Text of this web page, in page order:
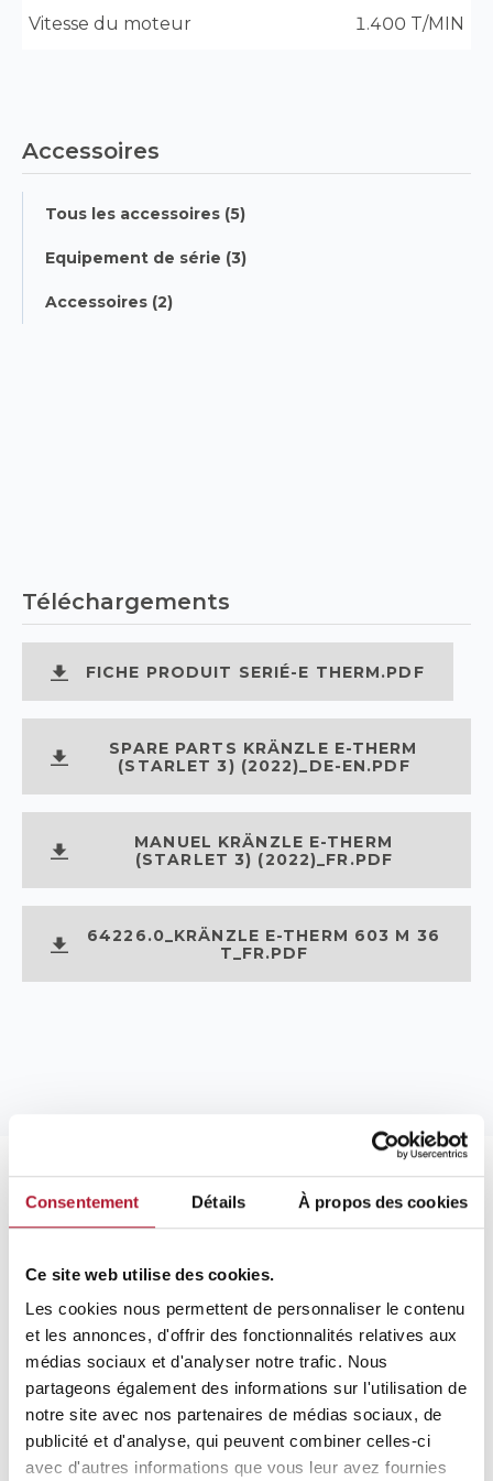
Consentement Détails À propos des cookies
Ce site web utilise des cookies.
Les cookies nous permettent de personnaliser le contenu
et les annonces, d'offrir des fonctionnalités relatives aux
médias sociaux et d'analyser notre trafic. Nous
partageons également des informations sur l'utilisation de
notre site avec nos partenaires de médias sociaux, de
publicité et d'analyse, qui peuvent combiner celles-ci
avec d'autres informations que vous leur avez fournies
Vitesse du moteur 1.400 T/MIN
Accessoires
Tous les accessoires (5)
Equipement de série (3)
Accessoires (2)
Téléchargements
FICHE PRODUIT SERIÉ-E THERM.PDF
SPARE PARTS KRÄNZLE E-THERM
(STARLET 3) (2022)_DE-EN.PDF
MANUEL KRÄNZLE E-THERM
(STARLET 3) (2022)_FR.PDF
64226.0_KRÄNZLE E-THERM 603 M 36
T_FR.PDF
Produits similaires